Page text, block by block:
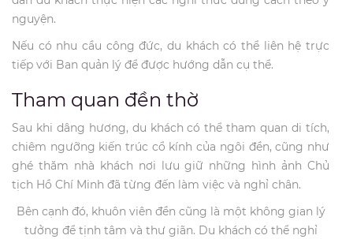
nguyện.
Nếu có nhu cầu công đức, du khách có thể liên hệ trực
tiếp với Ban quản lý để được hướng dẫn cụ thể.
Tham quan đền thờ
Sau khi dâng hương, du khách có thể tham quan di tích,
chiêm ngưỡng kiến trúc cổ kính của ngôi đền, cũng như
ghé thăm nhà khách nơi lưu giữ những hình ảnh Chủ
tịch Hồ Chí Minh đã từng đến làm việc và nghỉ chân.
Bên cạnh đó, khuôn viên đền cũng là một không gian lý
tưởng để tịnh tâm và thư giãn. Du khách có thể nghỉ